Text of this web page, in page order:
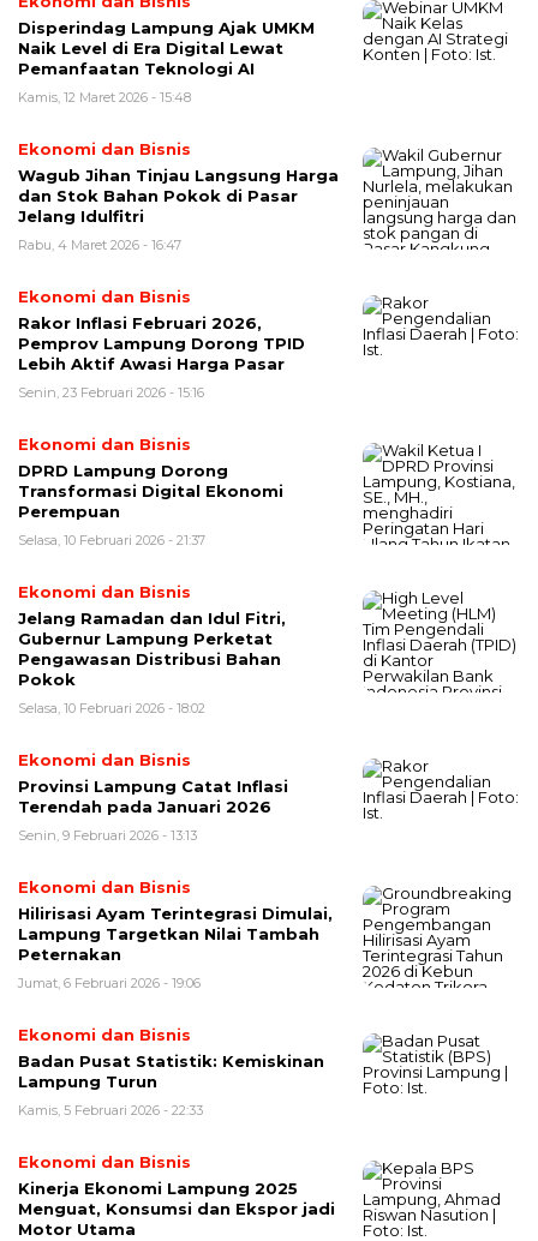
Disperindag Lampung Ajak UMKM
Naik Level di Era Digital Lewat
Pemanfaatan Teknologi AI
Kamis, 12 Maret 2026 - 15:48
Ekonomi dan Bisnis
Wagub Jihan Tinjau Langsung Harga
dan Stok Bahan Pokok di Pasar
Jelang Idulfitri
Rabu, 4 Maret 2026 - 16:47
Ekonomi dan Bisnis
Rakor Inflasi Februari 2026,
Pemprov Lampung Dorong TPID
Lebih Aktif Awasi Harga Pasar
Senin, 23 Februari 2026 - 15:16
Ekonomi dan Bisnis
DPRD Lampung Dorong
Transformasi Digital Ekonomi
Perempuan
Selasa, 10 Februari 2026 - 21:37
Ekonomi dan Bisnis
Jelang Ramadan dan Idul Fitri,
Gubernur Lampung Perketat
Pengawasan Distribusi Bahan
Pokok
Selasa, 10 Februari 2026 - 18:02
Ekonomi dan Bisnis
Provinsi Lampung Catat Inflasi
Terendah pada Januari 2026
Senin, 9 Februari 2026 - 13:13
Ekonomi dan Bisnis
Hilirisasi Ayam Terintegrasi Dimulai,
Lampung Targetkan Nilai Tambah
Peternakan
Jumat, 6 Februari 2026 - 19:06
Ekonomi dan Bisnis
Badan Pusat Statistik: Kemiskinan
Lampung Turun
Kamis, 5 Februari 2026 - 22:33
Ekonomi dan Bisnis
Kinerja Ekonomi Lampung 2025
Menguat, Konsumsi dan Ekspor jadi
Motor Utama